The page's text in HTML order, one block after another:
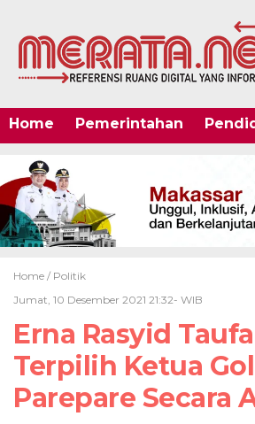
Home Pemerintahan
Home / Politik
Jumat, 10 Desember 2021 21:32- WIB
Erna Rasyid
Terpilih Ketua
Parepare Secara